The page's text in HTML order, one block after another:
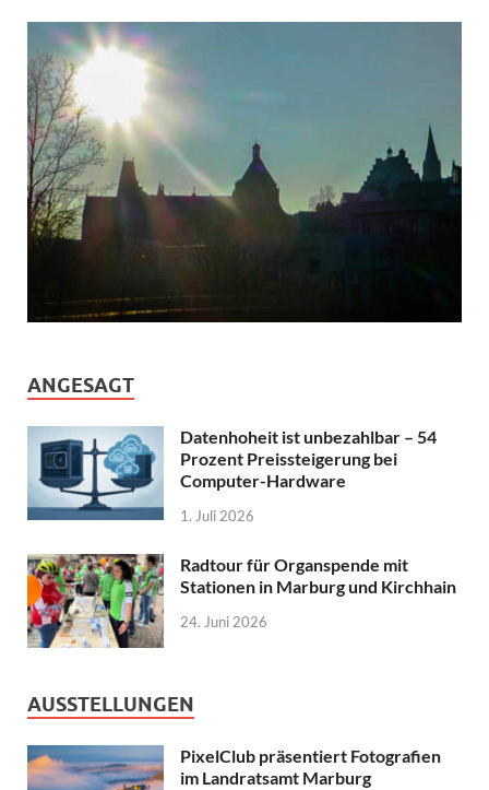
ANGESAGT
Datenhoheit ist unbezahlbar – 54
Prozent Preissteigerung bei
Computer-Hardware
1. Juli 2026
Radtour für Organspende mit
Stationen in Marburg und Kirchhain
24. Juni 2026
AUSSTELLUNGEN
PixelClub präsentiert Fotografien
im Landratsamt Marburg